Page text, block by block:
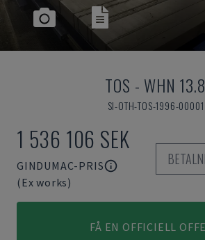
TOS - WHN 13.8
SI-OTH-TOS-1996-00001
1 536 106 SEK
GINDUMAC-PRIS
(Ex works)
FÅ EN OFFICIELL